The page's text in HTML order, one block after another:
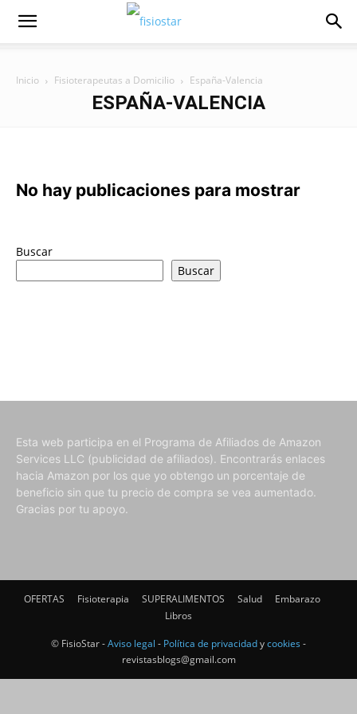
Inicio Fisioterapeutas a Domicilio España-Valencia
ESPAÑA-VALENCIA
No hay publicaciones para mostrar
Buscar
Buscar
Esta web participa en el Programa de Afiliados de Amazon
Services LLC (publicidad de afiliados). Encontrarás enlaces
hacia Amazon por los que yo obtengo un porcentaje de
beneficio sin que tu precio de compra se vea aumentado.
Gracias por tu apoyo.
OFERTAS Fisioterapia SUPERALIMENTOS Salud
Embarazo
Libros
© FisioStar -Aviso legal - Política de privacidadycookies -
revistasblogs@gmail.com